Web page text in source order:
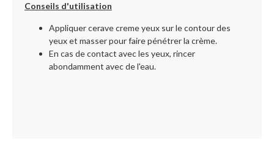
Conseils d'utilisation
Appliquer cerave creme yeux sur le contour des
yeux et masser pour faire pénétrer la crème.
En cas de contact avec les yeux, rincer
abondamment avec de l'eau.